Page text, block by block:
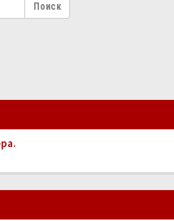
Поиск